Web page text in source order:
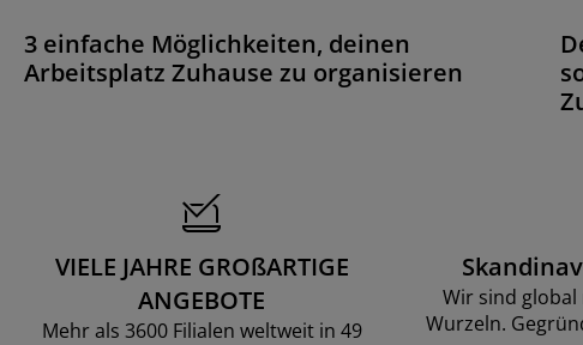
3 einfache Möglichkeiten, deinen
Arbeitsplatz Zuhause zu organisieren
VIELE JAHRE GROßARTIGE
ANGEBOTE
Mehr als 3600 Filialen weltweit in 49
Wir sind
Wurzeln.